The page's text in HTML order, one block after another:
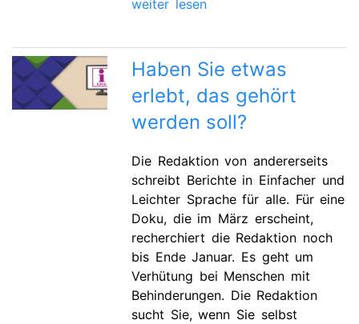
weiter lesen
Haben Sie etwas
erlebt, das gehört
werden soll?
Die Redaktion von andererseits
schreibt Berichte in Einfacher und
Leichter Sprache für alle. Für eine
Doku, die im März erscheint,
recherchiert die Redaktion noch
bis Ende Januar. Es geht um
Verhütung bei Menschen mit
Behinderungen. Die Redaktion
sucht Sie, wenn Sie selbst